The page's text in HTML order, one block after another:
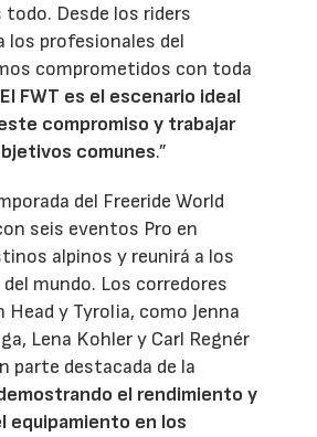
todo. Desde los riders
los profesionales del
comprometidos con toda
El FWT es el escenario ideal
compromiso y trabajar
comunes.”
del Freeride World
seis eventos Pro en
alpinos y reunirá a los
mundo. Los corredores
Head y Tyrolia, como Jenna
Lena Kohler y Carl Regnér
parte destacada de la
el rendimiento y
equipamiento en los